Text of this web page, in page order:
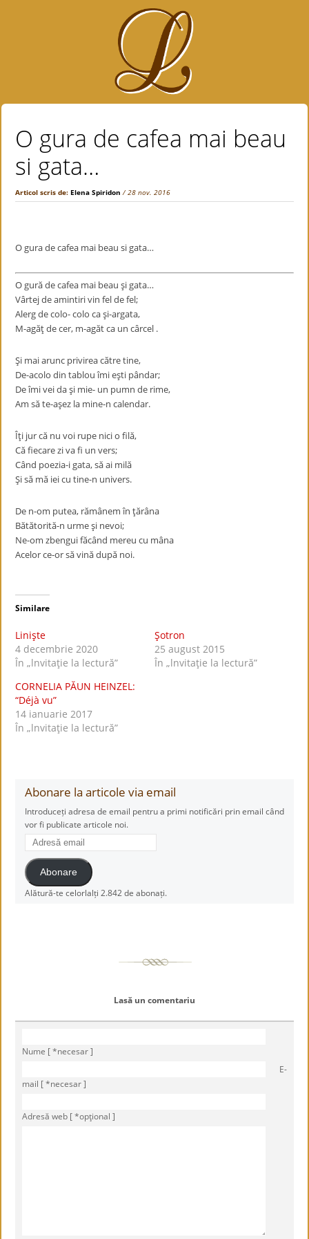
O gura de cafea mai beau
si gata…
Articol scris de:Elena Spiridon / 28 nov. 2016
O gura de cafea mai beau si gata…
O gură de cafea mai beau şi gata…
Vârtej de amintiri vin fel de fel;
Alerg de colo- colo ca şi-argata,
M-agăţ de cer, m-agăt ca un cârcel .
Şi mai arunc privirea către tine,
De-acolo din tablou îmi eşti pândar;
De îmi vei da şi mie- un pumn de rime,
Am să te-aşez la mine-n calendar.
Îţi jur că nu voi rupe nici o filă,
Că fiecare zi va fi un vers;
Când poezia-i gata, să ai milă
Şi să mă iei cu tine-n univers.
De n-om putea, rămânem în ţărâna
Bătătorită-n urme şi nevoi;
Ne-om zbengui făcând mereu cu mâna
Acelor ce-or să vină după noi.
Similare
Linişte
4 decembrie 2020
În „lnvitaţie la lectură”
Şotron
25 august 2015
În „lnvitaţie la lectură”
CORNELIA PĂUN HEINZEL:
“Déjà vu”
14 ianuarie 2017
În „lnvitaţie la lectură”
Abonare la articole via email
Introduceți adresa de email pentru a primi notificări prin email când
vor fi publicate articole noi.
Adresă
email
Abonare
Alătură-te celorlalți 2.842 de abonați.
Lasă un comentariu
Nume [ *necesar ]
E-
mail [ *necesar ]
Adresă web [ *opţional ]